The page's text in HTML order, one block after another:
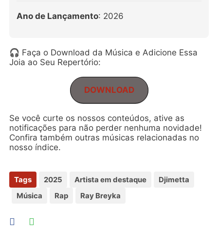
Ano de Lançamento: 2026
🎧 Faça o Download da Música e Adicione Essa
Joia ao Seu Repertório:
DOWNLOAD
Se você curte os nossos conteúdos, ative as
notificações para não perder nenhuma novidade!
Confira também outras músicas relacionadas no
nosso índice.
Tags 2025 Artista em destaque
Djimetta
Música
Rap Ray Breyka